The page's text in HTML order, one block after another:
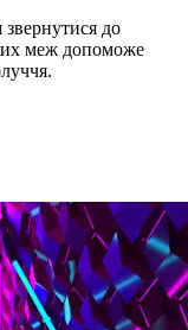
до
меж допоможе